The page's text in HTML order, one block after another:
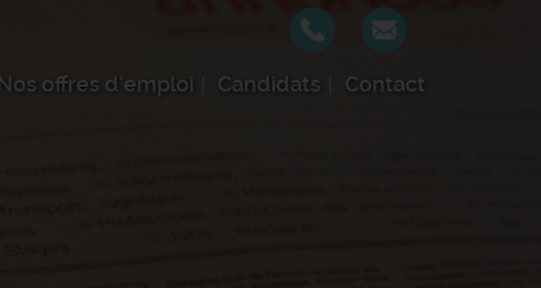
Nos offres d'emploi Candidats Contact